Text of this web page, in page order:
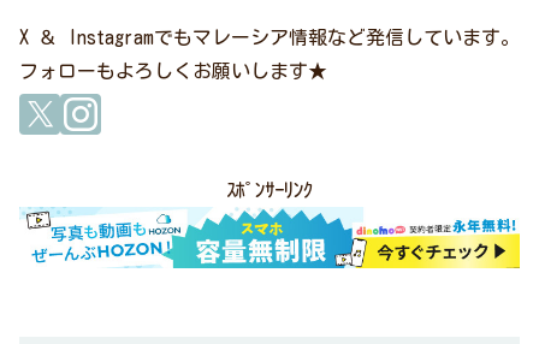
X ＆ Instagramでもマレーシア情報など発信しています。
フォローもよろしくお願いします★
ｽﾎﾟﾝｻｰﾘﾝｸ